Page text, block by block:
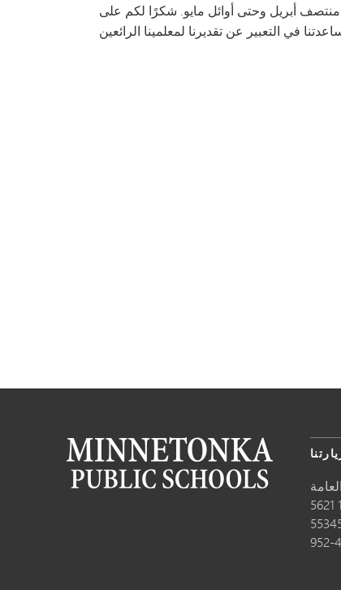
منتصف أبريل وحتى أوائل مايو. شكرًا لكم على
952-